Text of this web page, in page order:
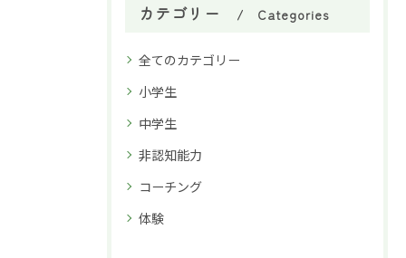
カテゴリー Categories
全てのカテゴリー
小学生
中学生
非認知能力
コーチング
体験